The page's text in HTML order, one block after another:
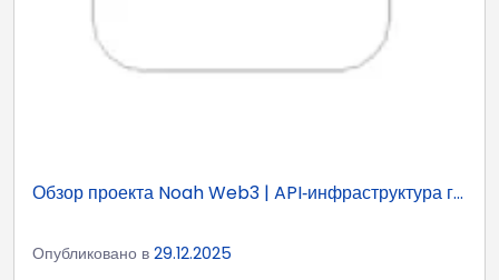
Обзор проекта Noah Web3 | API‑инфраструктура г...
Опубликовано в 29.12.2025